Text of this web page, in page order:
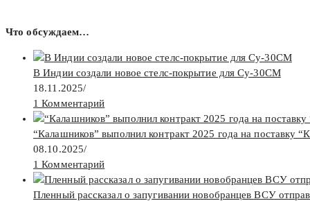
Что обсуждаем…
В Индии создали новое стелс-покрытие для Су-30СМ
18.11.2025/
1 Комментарий
“Калашников” выполнил контракт 2025 года на поставку
08.10.2025/
1 Комментарий
Пленный рассказал о запугивании новобранцев ВСУ